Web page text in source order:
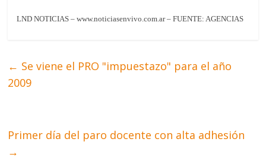
LND NOTICIAS – www.noticiasenvivo.com.ar – FUENTE: AGENCIAS
← Se viene el PRO "impuestazo" para el año
2009
Primer día del paro docente con alta adhesión
→